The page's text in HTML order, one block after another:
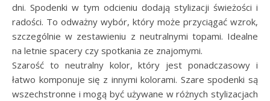
dni. Spodenki w tym odcieniu dodają stylizacji świeżości i
radości. To odważny wybór, który może przyciągać wzrok,
szczególnie w zestawieniu z neutralnymi topami. Idealne
na letnie spacery czy spotkania ze znajomymi.
Szarość to neutralny kolor, który jest ponadczasowy i
łatwo komponuje się z innymi kolorami. Szare spodenki są
wszechstronne i mogą być używane w różnych stylizacjach